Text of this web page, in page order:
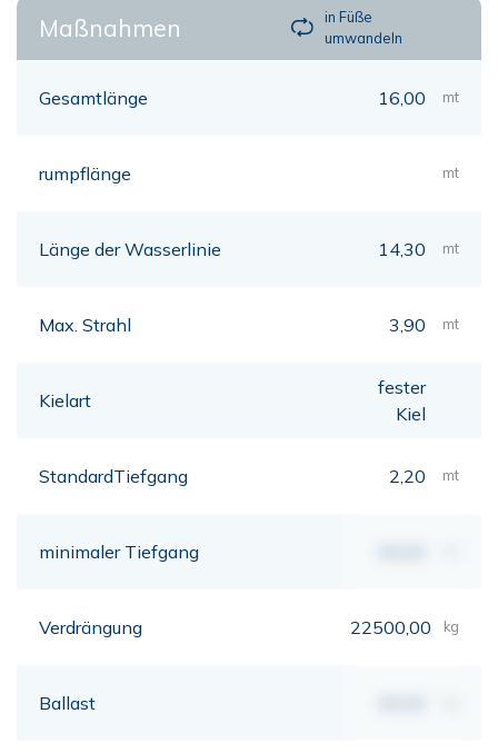
Maßnahmen
in Füße
umwandeln
Gesamtlänge 16,00 mt
rumpflänge mt
Länge der Wasserlinie 14,30 mt
Max. Strahl 3,90 mt
Kielart
fester
Kiel
StandardTiefgang 2,20 mt
minimaler Tiefgang
Verdrängung 22500,00 kg
Ballast